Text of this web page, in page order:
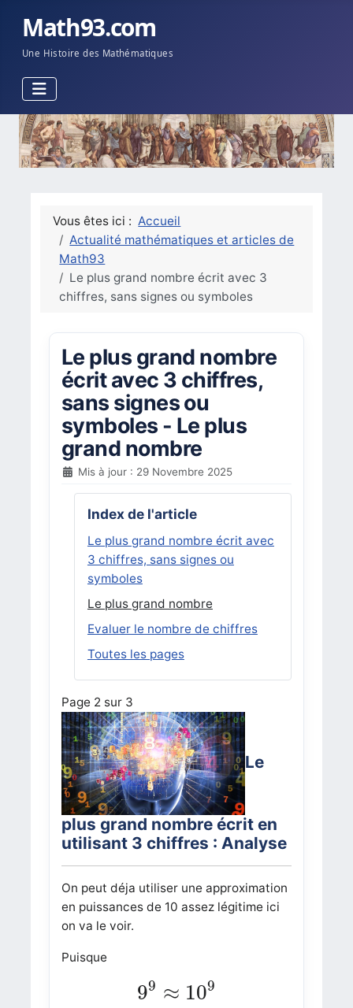
Math93.com
Une Histoire des Mathématiques
Vous êtes ici : Accueil
Actualité mathématiques et articles de
Math93
Le plus grand nombre écrit avec 3
chiffres, sans signes ou symboles
Le plus grand nombre
écrit avec 3 chiffres,
sans signes ou
symboles - Le plus
grand nombre
Mis à jour : 29 Novembre 2025
Index de l'article
Le plus grand nombre écrit avec
3 chiffres, sans signes ou
symboles
Le plus grand nombre
Evaluer le nombre de chiffres
Toutes les pages
Page 2 sur 3
Le
plus grand nombre écrit en
utilisant 3 chiffres : Analyse
On peut déja utiliser une approximation
en puissances de 10 assez légitime ici
on va le voir.
Puisque
99 ≈ 109
9